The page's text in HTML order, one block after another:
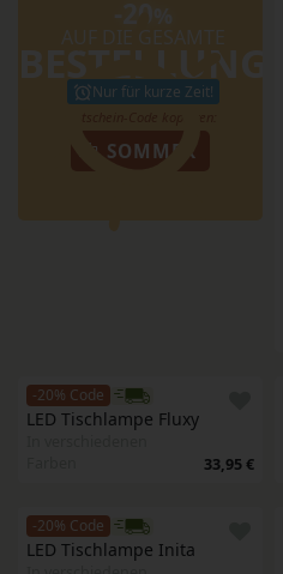
BESTELLUNG
Nur für kurze Zeit!
SOMMER
-20% Code
LED Tischlampe Fluxy
33,95 €
-20% Code
LED Tischlampe Inita